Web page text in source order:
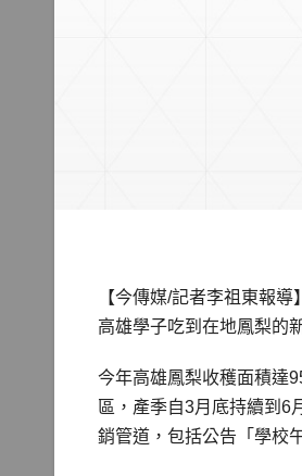
【今傳媒/記者李祖東報
高雄學子吃到在地鳳梨的
今年高雄鳳梨收穫面積達
區，產季自3月底持續到6
銷管道，包括公告「學校